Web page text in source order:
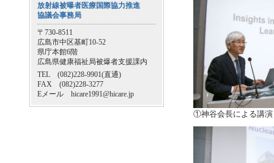
放射線被曝者医療国際協力推進
協議会事務局
〒730-8511
広島市中区基町10-52
県庁本館6階
広島県健康福祉局被爆者支援課内
TEL (082)228-9901(直通)
FAX (082)228-3277
Eメール hicare1991@hicare.jp
①神谷会長による講演